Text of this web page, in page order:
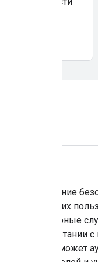
создание
ваших
серверные
в сочетании
SDK. Он может